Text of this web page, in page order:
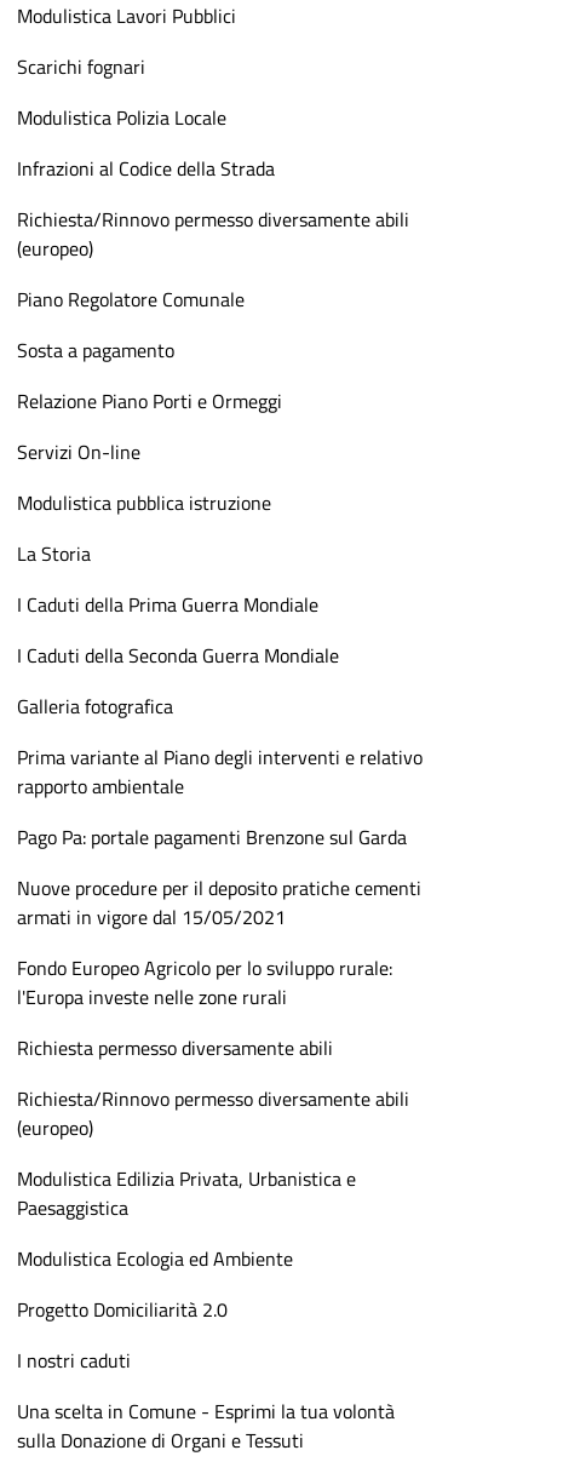
Modulistica Lavori Pubblici
Scarichi fognari
Modulistica Polizia Locale
Infrazioni al Codice della Strada
Richiesta/Rinnovo permesso diversamente abili
(europeo)
Piano Regolatore Comunale
Sosta a pagamento
Relazione Piano Porti e Ormeggi
Servizi On-line
Modulistica pubblica istruzione
La Storia
I Caduti della Prima Guerra Mondiale
I Caduti della Seconda Guerra Mondiale
Galleria fotografica
Prima variante al Piano degli interventi e relativo
rapporto ambientale
Pago Pa: portale pagamenti Brenzone sul Garda
Nuove procedure per il deposito pratiche cementi
armati in vigore dal 15/05/2021
Fondo Europeo Agricolo per lo sviluppo rurale:
l'Europa investe nelle zone rurali
Richiesta permesso diversamente abili
Richiesta/Rinnovo permesso diversamente abili
(europeo)
Modulistica Edilizia Privata, Urbanistica e
Paesaggistica
Modulistica Ecologia ed Ambiente
Progetto Domiciliarità 2.0
I nostri caduti
Una scelta in Comune - Esprimi la tua volontà
sulla Donazione di Organi e Tessuti